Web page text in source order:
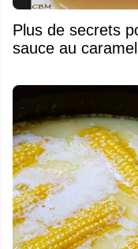
Plus de secrets
sauce au